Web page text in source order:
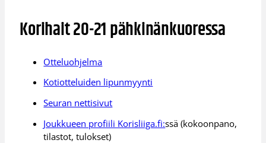
Korihait 20-21 pähkinänkuoressa
Otteluohjelma
Kotiotteluiden lipunmyynti
Seuran nettisivut
Joukkueen profiili Korisliiga.fi:ssä (kokoonpano,
tilastot, tulokset)